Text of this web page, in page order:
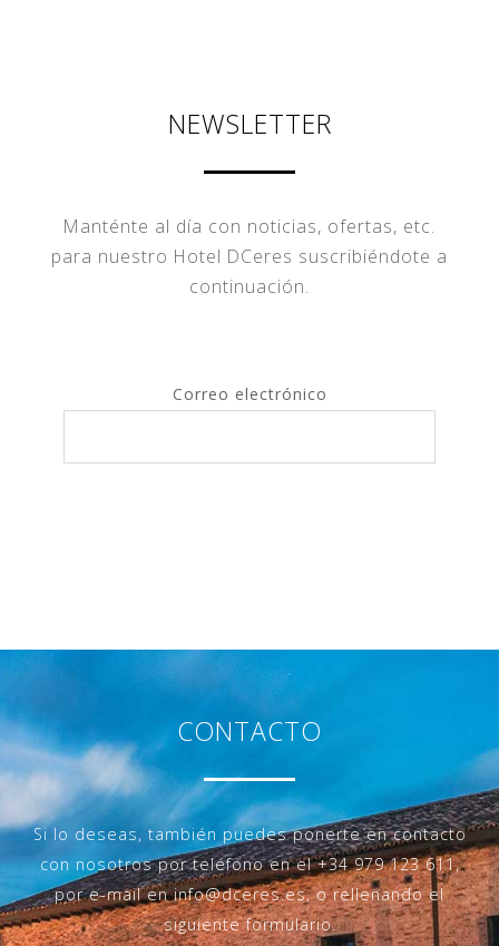
NEWSLETTER
Manténte al día con noticias, ofertas, etc.
para nuestro Hotel DCeres suscribiéndote a
continuación.
Correo electrónico
CONTACTO
Si lo deseas, también puedes ponerte en contacto
con nosotros por teléfono en el+34 979 123 611,
por e-mail eninfo@dceres.es, o rellenando el
siguiente formulario.